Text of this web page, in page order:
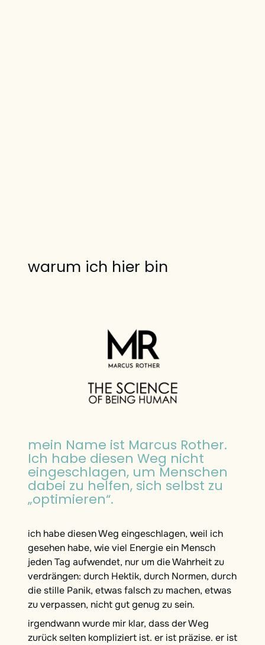
warum ich hier bin
mein Name ist Marcus Rother.
Ich habe diesen Weg nicht
eingeschlagen, um Menschen
dabei zu helfen, sich selbst zu
„optimieren“.
ich habe diesen Weg eingeschlagen, weil ich
gesehen habe, wie viel Energie ein Mensch
jeden Tag aufwendet, nur um die Wahrheit zu
verdrängen: durch Hektik, durch Normen, durch
die stille Panik, etwas falsch zu machen, etwas
zu verpassen, nicht gut genug zu sein.
irgendwann wurde mir klar, dass der Weg
zurück selten kompliziert ist. er ist präzise. er ist